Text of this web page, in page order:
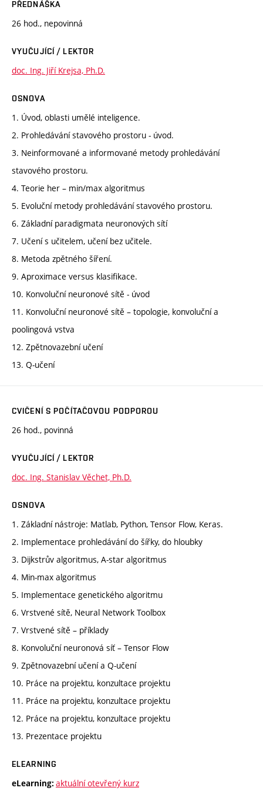
PŘEDNÁŠKA
26 hod., nepovinná
VYUČUJÍCÍ / LEKTOR
doc. Ing. Jiří Krejsa, Ph.D.
OSNOVA
1. Úvod, oblasti umělé inteligence.
2. Prohledávání stavového prostoru - úvod.
3. Neinformované a informované metody prohledávání
stavového prostoru.
4. Teorie her – min/max algoritmus
5. Evoluční metody prohledávání stavového prostoru.
6. Základní paradigmata neuronových sítí
7. Učení s učitelem, učení bez učitele.
8. Metoda zpětného šíření.
9. Aproximace versus klasifikace.
10. Konvoluční neuronové sítě - úvod
11. Konvoluční neuronové sítě – topologie, konvoluční a
poolingová vstva
12. Zpětnovazební učení
13. Q-učení
CVIČENÍ S POČÍTAČOVOU PODPOROU
26 hod., povinná
VYUČUJÍCÍ / LEKTOR
doc. Ing. Stanislav Věchet, Ph.D.
OSNOVA
1. Základní nástroje: Matlab, Python, Tensor Flow, Keras.
2. Implementace prohledávání do šířky, do hloubky
3. Dijkstrův algoritmus, A-star algoritmus
4. Min-max algoritmus
5. Implementace genetického algoritmu
6. Vrstvené sítě, Neural Network Toolbox
7. Vrstvené sítě – příklady
8. Konvoluční neuronová síť – Tensor Flow
9. Zpětnovazební učení a Q-učení
10. Práce na projektu, konzultace projektu
11. Práce na projektu, konzultace projektu
12. Práce na projektu, konzultace projektu
13. Prezentace projektu
ELEARNING
eLearning: aktuální otevřený kurz